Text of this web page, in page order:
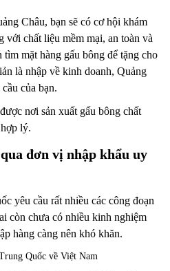
Châu, bạn sẽ có cơ hội khám
với chất liệu mềm mại, an toàn và
mặt hàng gấu bông để tặng cho
là nhập về kinh doanh, Quảng
của bạn.
nơi sản xuất gấu bông chất
lý.
đơn vị nhập khẩu uy
yêu cầu rất nhiều các công đoạn
còn chưa có nhiều kinh nghiệm
hàng càng nên khó khăn.